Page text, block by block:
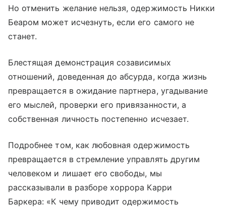
Но отменить желание нельзя, одержимость Никки
Беаром может исчезнуть, если его самого не
станет.
Блестящая демонстрация созависимых
отношений, доведенная до абсурда, когда жизнь
превращается в ожидание партнера, угадывание
его мыслей, проверки его привязанности, а
собственная личность постепенно исчезает.
Подробнее том, как любовная одержимость
превращается в стремление управлять другим
человеком и лишает его свободы, мы
рассказывали в разборе хоррора Карри
Баркера: «К чему приводит одержимость